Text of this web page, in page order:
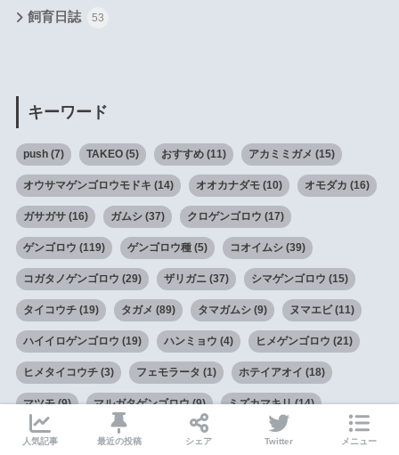
飼育日誌 53
キーワード
push(7) TAKEO(5) おすすめ(11) アカミミガメ (15)
オウサマゲンゴロウモドキ (14) オオカナダモ(10) オモダカ (16)
ガサガサ(16) ガムシ(37) クロゲンゴロウ (17)
ゲンゴロウ (119) ゲンゴロウ種(5) コオイムシ(39)
コガタノゲンゴロウ (29) ザリガニ(37) シマゲンゴロウ (15)
タイコウチ(19) タガメ (89) タマガムシ(9) ヌマエビ(11)
ハイイロゲンゴロウ (19) ハンミョウ (4) ヒメゲンゴロウ (21)
ヒメタイコウチ(3) フェモラータ (1) ホテイアオイ (18)
マツモ(9) マルガタゲンゴロウ(9) ミズカマキリ(14)
メダカ(53) 動画 (47) (105) (32)
人気記事 最近の投稿 シェア Twitter メニュー